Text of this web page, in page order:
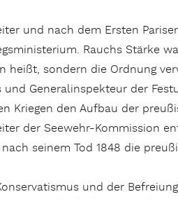
und nach dem Ersten
Rauchs Stärke
heißt, sondern die Ordnung
Generalinspekteur der
Kriegen den Aufbau der
der Seewehr-Kommission
seinem Tod 1848 die
und der